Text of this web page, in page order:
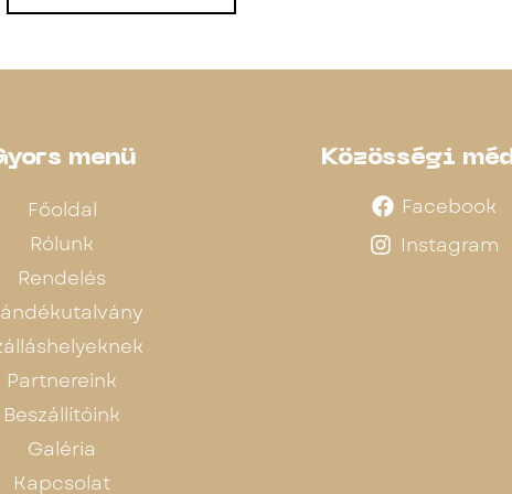
menü
Főoldal
Rólunk
Rendelés
Partnereink
Beszállítóink
Galéria
Kapcsolat
Közösségi
Facebook
Instagram